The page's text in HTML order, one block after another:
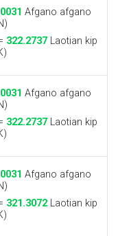
Afgano afgano
322.2737 Laotian kip
Afgano afgano
322.2737 Laotian kip
Afgano afgano
321.3072 Laotian kip